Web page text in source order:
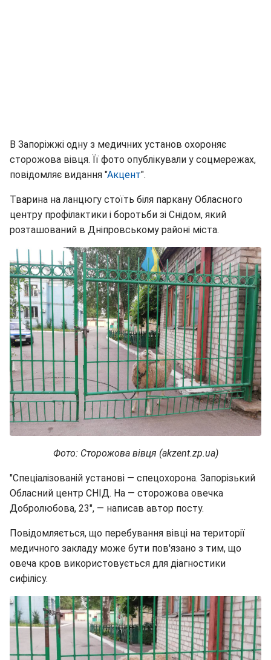
В Запоріжжі одну з медичних установ охороняє
сторожова вівця. Її фото опублікували у соцмережах,
повідомляє видання "Акцент".
Тварина на ланцюгу стоїть біля паркану Обласного
центру профілактики і боротьби зі Снідом, який
розташований в Дніпровському районі міста.
Фото: Сторожова вівця (akzent.zp.ua)
"Спеціалізованій установі — спецохорона. Запорізький
Обласний центр СНІД. На — сторожова овечка
Добролюбова, 23", — написав автор посту.
Повідомляється, що перебування вівці на території
медичного закладу може бути пов'язано з тим, що
овеча кров використовується для діагностики
сифілісу.